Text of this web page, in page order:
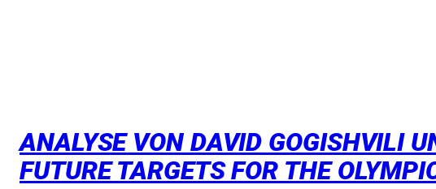
ANALYSE VON DAVID GOGISHVILI
FUTURE TARGETS FOR THE